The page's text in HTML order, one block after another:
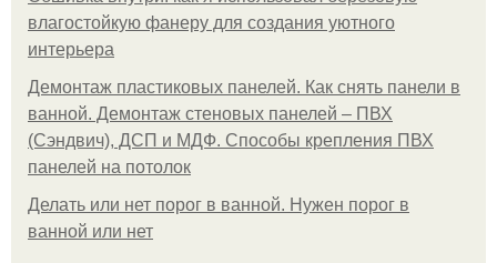
влагостойкую фанеру для создания уютного
интерьера
Демонтаж пластиковых панелей. Как снять панели в
ванной. Демонтаж стеновых панелей – ПВХ
(Сэндвич), ДСП и МДФ. Способы крепления ПВХ
панелей на потолок
Делать или нет порог в ванной. Нужен порог в
ванной или нет